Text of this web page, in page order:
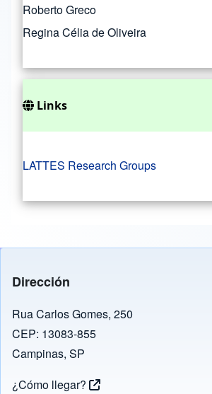
Roberto Greco
Regina Célia de Oliveira
Links
LATTES Research Groups
Dirección
Rua Carlos Gomes, 250
CEP: 13083-855
Campinas, SP
¿Cómo llegar?